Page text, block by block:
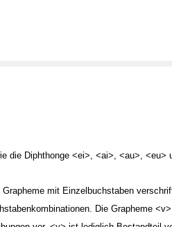
die Diphthonge <ei>, <ai>, <au>, <eu>
mit Einzelbuchstaben
Die Grapheme